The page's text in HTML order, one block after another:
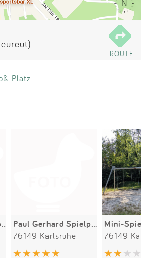
ROUTE
Platz
Spielplatz Am Festplatz Paul Gerhard Spielplatz
76149 Karlsruhe 76149